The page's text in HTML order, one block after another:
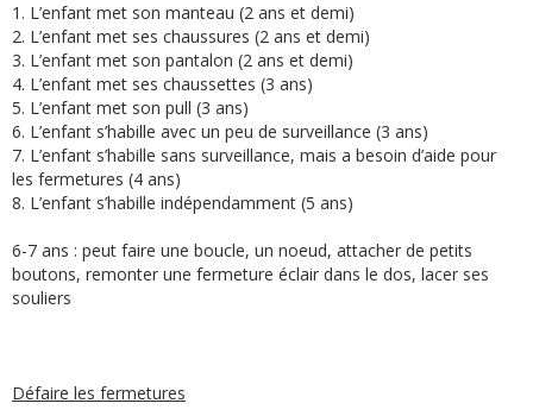
1. L’enfant met son manteau (2 ans et demi)
2. L’enfant met ses chaussures (2 ans et demi)
3. L’enfant met son pantalon (2 ans et demi)
4. L’enfant met ses chaussettes (3 ans)
5. L’enfant met son pull (3 ans)
6. L’enfant s’habille avec un peu de surveillance (3 ans)
7. L’enfant s’habille sans surveillance, mais a besoin d’aide pour
les fermetures (4 ans)
8. L’enfant s’habille indépendamment (5 ans)
6-7 ans : peut faire une boucle, un noeud, attacher de petits
boutons, remonter une fermeture éclair dans le dos, lacer ses
souliers
Défaire les fermetures